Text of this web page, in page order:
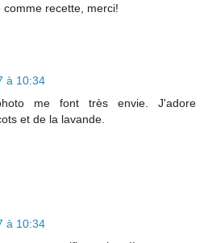
recette, merci!
à 10:34
me font très envie. J'adore
et de la lavande.
à 10:34